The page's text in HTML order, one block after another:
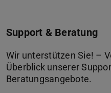
Support & Beratung
Wir unterstützen Sie! –
Überblick unserer
Beratungsangebote.